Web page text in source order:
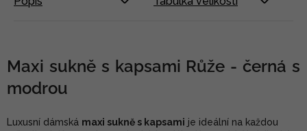
Maxi sukně s kapsami Růže - černá s
modrou
Luxusní dámská maxi sukně s kapsami je ideální na každou